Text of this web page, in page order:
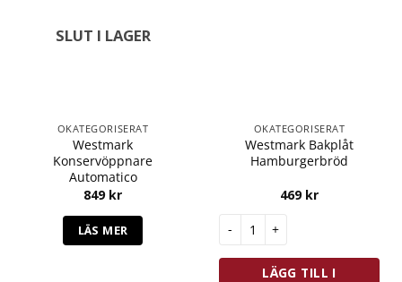
SLUT I LAGER
OKATEGORISERAT
Westmark
Konservöppnare
Automatico
849 kr
LÄS MER
OKATEGORISERAT
Westmark Bakplåt
Hamburgerbröd
469 kr
Westmark Bakplåt
LÄGG TILL I